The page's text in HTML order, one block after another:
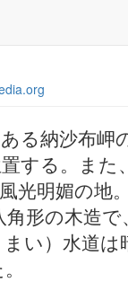
る納沙布岬
する。また
明媚の地
形の木造で
い）水道は